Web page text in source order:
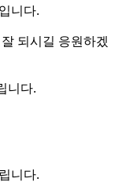
니다.
되시길 응원하겠
니다.
니다.